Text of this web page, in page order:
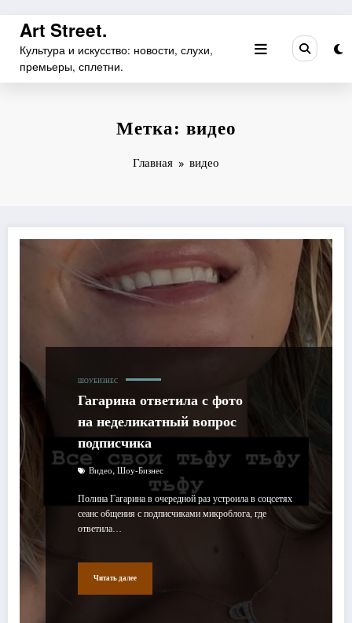
Перейти
содержимому
Art Street.
Культура и искусство: новости, слухи,
премьеры, сплетни.
Метка: видео
Главная видео
ШОУБИЗНЕС
Гагарина ответила с фото
на неделикатный вопрос
подписчика
Видео,Шоу-Бизнес
Полина Гагарина в очередной раз устроила в соцсетях
сеанс общения с подписчиками микроблога, где
ответила…
Читать далее